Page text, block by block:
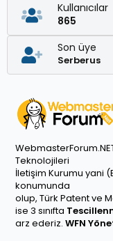
Kullanıcılar
865
Son üye
Serberus
Teknolojileri
İletişim Kurumu yani
konumunda
olup, Türk Patent ve
ise 3 sınıfta
arz ederiz. WFN